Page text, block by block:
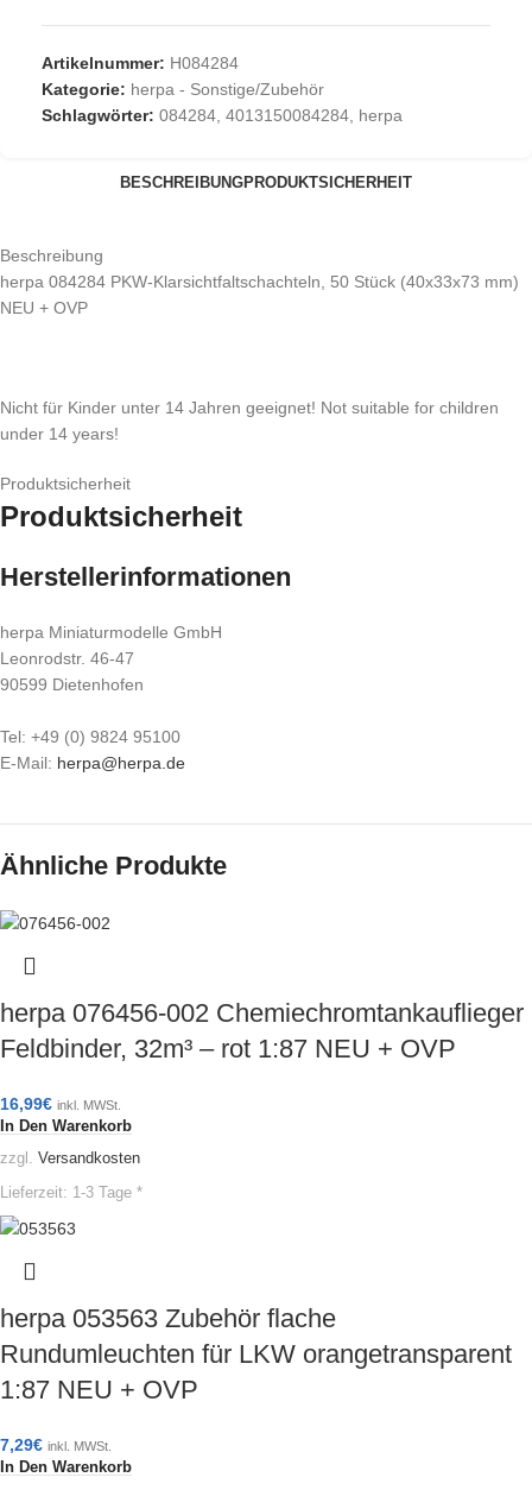
Artikelnummer: H084284
Kategorie: herpa - Sonstige/Zubehör
Schlagwörter: 084284, 4013150084284, herpa
BESCHREIBUNGPRODUKTSICHERHEIT
Beschreibung
herpa 084284 PKW-Klarsichtfaltschachteln, 50 Stück (40x33x73 mm)
NEU + OVP
Nicht für Kinder unter 14 Jahren geeignet! Not suitable for children
under 14 years!
Produktsicherheit
Produktsicherheit
Herstellerinformationen
herpa Miniaturmodelle GmbH
Leonrodstr. 46-47
90599 Dietenhofen
Tel: +49 (0) 9824 95100
E-Mail: herpa@herpa.de
Ähnliche Produkte
herpa 076456-002 Chemiechromtankauflieger
Feldbinder, 32m³ – rot 1:87 NEU + OVP
16,99€ inkl. MWSt.
In Den Warenkorb
zzgl. Versandkosten
Lieferzeit: 1-3 Tage *
herpa 053563 Zubehör flache
Rundumleuchten für LKW orangetransparent
1:87 NEU + OVP
7,29€ inkl. MWSt.
In Den Warenkorb